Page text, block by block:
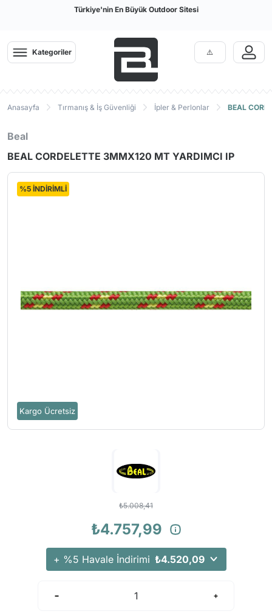
Türkiye'nin En Büyük Outdoor Sitesi
Kategoriler
Anasayfa Tırmanış & İş Güvenliği İpler & Perlonlar BEAL
Beal
BEAL CORDELETTE 3MMX120 MT YARDIMCI IP
Kargo Ücretsiz
%5 İNDİRİMLİ
₺5.008,41
₺4.757,99
+ %5 Havale İndirimi ₺4.520,09